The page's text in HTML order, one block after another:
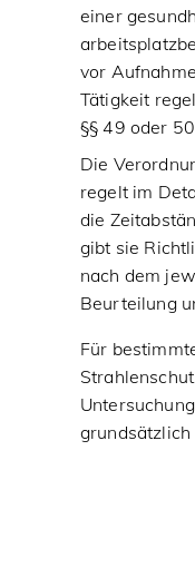
einer
vor
Tätigkeit
§§ 49 oder
Die
regelt im
die
gibt sie
nach dem
Beurteilung
Für